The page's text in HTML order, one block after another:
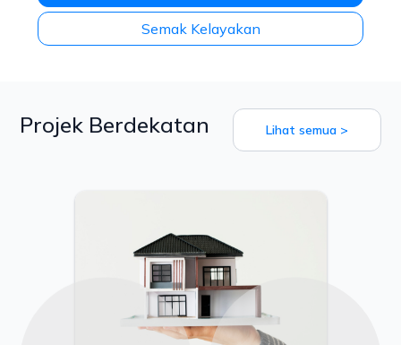
Semak Kelayakan
Projek Berdekatan Lihat semua >